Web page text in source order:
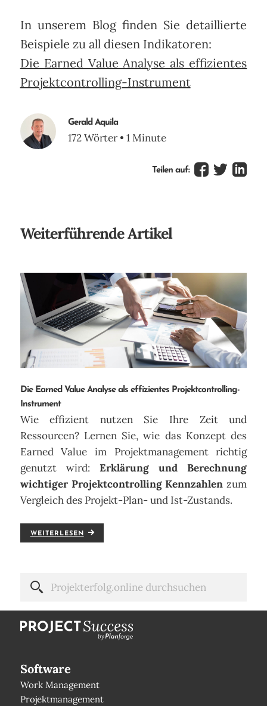
In unserem Blog finden Sie detaillierte
Beispiele zu all diesen Indikatoren:
Die Earned Value Analyse als effizientes
Projektcontrolling-Instrument
Gerald Aquila
172 Wörter • 1 Minute
Teilen auf:
Weiterführende Artikel
Die Earned Value Analyse als effizientes Projektcontrolling-
Instrument
Wie effizient nutzen Sie Ihre Zeit und
Ressourcen? Lernen Sie, wie das Konzept des
Earned Value im Projektmanagement richtig
genutzt wird: Erklärung und Berechnung
wichtiger Projektcontrolling Kennzahlen zum
Vergleich des Projekt-Plan- und Ist-Zustands.
WEITERLESEN
Software
Work Management
Projektmanagement